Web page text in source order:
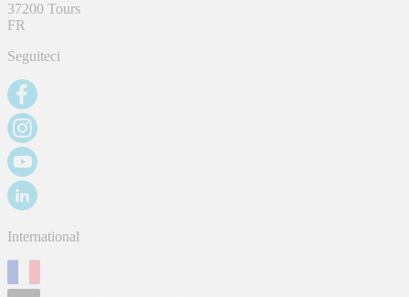
37200 Tours
FR
Seguiteci
International